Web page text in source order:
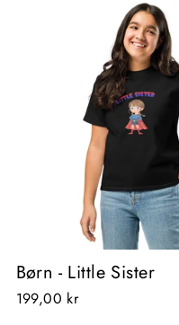
Børn - Little Sister
199,00 kr